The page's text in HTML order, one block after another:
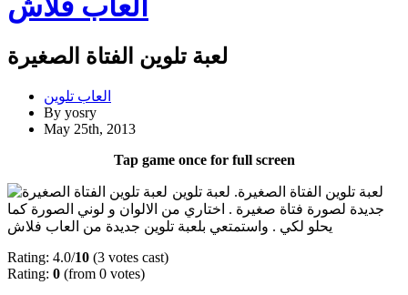
العاب فلاش
لعبة تلوين الفتاة الصغيرة
العاب تلوين
By yosry
May 25th, 2013
Tap game once for full screen
لعبة تلوين الفتاة الصغيرة. لعبة تلوين
جديدة لصورة فتاة صغيرة . اختاري من الالوان و لوني الصورة كما
يحلو لكي . واستمتعي بلعبة تلوين جديدة من العاب فلاش
Rating: 4.0/10 (3 votes cast)
Rating: 0 (from 0 votes)